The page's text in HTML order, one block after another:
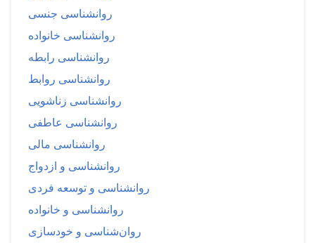
روانشناسی جنسی
روانشناسی خانواده
روانشناسی رابطه
روانشناسی روابط
روانشناسی زناشویی
روانشناسی عاطفی
روانشناسی مالی
روانشناسی و ازدواج
روانشناسی و توسعه فردی
روانشناسی و خانواده
روان‌شناسی و خودسازی